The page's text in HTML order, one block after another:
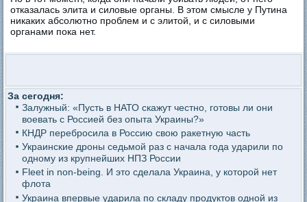
отказалась элита и силовые органы. В этом смысле у Путина
никаких абсолютно проблем и с элитой, и с силовыми
органами пока нет.
За сегодня:
Залужный: «Пусть в НАТО скажут честно, готовы ли они
воевать с Россией без опыта Украины?»
КНДР перебросила в Россию свою ракетную часть
Украинские дроны седьмой раз с начала года ударили по
одному из крупнейших НПЗ России
Fleet in non-being. И это сделала Украина, у которой нет
флота
Украина впервые ударила по складу продуктов одной из